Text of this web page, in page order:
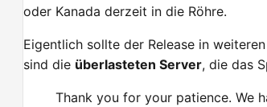
oder Kanada derzeit in die Röhre.
Eigentlich sollte der Release in
sind die überlasteten Server, die das
Thank you for your patience. We